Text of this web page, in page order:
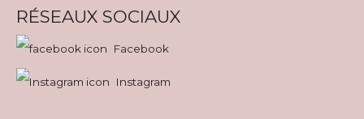
RÉSEAUX SOCIAUX
Facebook
Instagram